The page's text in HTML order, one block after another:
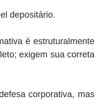
depositário.
é estruturalmente
exigem sua correta
corporativa, mas